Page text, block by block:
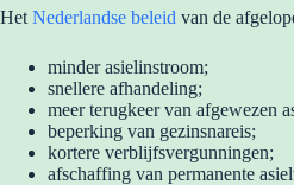
Het Nederlandse beleid van de
minder asielinstroom;
snellere afhandeling;
meer terugkeer van afgewezen
beperking van gezinsnareis;
kortere verblijfsvergunningen;
afschaffing van permanente